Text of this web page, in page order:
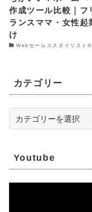
作成ツール比較｜フ
ランスママ・女性起
け
Webセールススタイリスト®︎
カテゴリー
Youtube